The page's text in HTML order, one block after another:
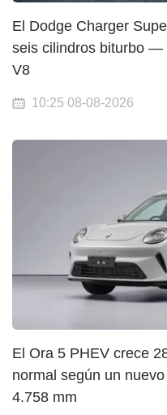
El Dodge Charger
seis cilindros biturbo —
V8
10:25 08-08-2026
El Ora 5 PHEV crece
normal según un
4.758 mm